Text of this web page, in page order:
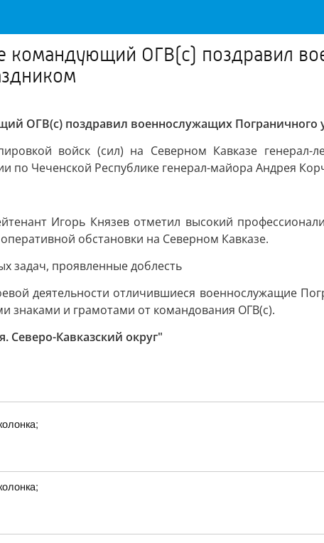
командующий ОГВ(с) поздравил
ОГВ(с) поздравил военнослужащих
войск (сил) на Северном Кавказе генерал-
по Чеченской Республике генерал-майора Андрея
Игорь Князев отметил высокий
обстановки на Северном Кавказе.
задач, проявленные доблесть
деятельности отличившиеся военнослужащие
знаками и грамотами от командования ОГВ(с).
Северо-Кавказский округ"